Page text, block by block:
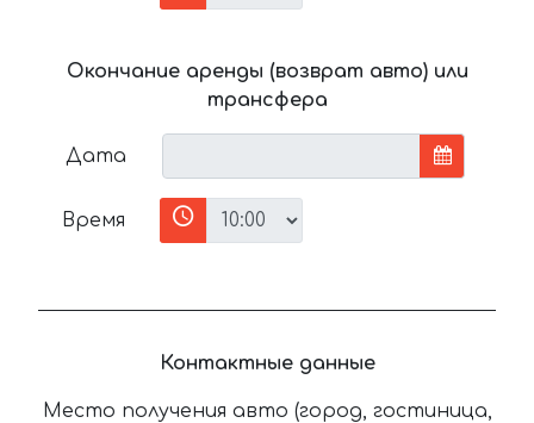
Окончание аренды (возврат авто) или
трансфера
Дата
Время
Контактные данные
Место получения авто (город, гостиница,